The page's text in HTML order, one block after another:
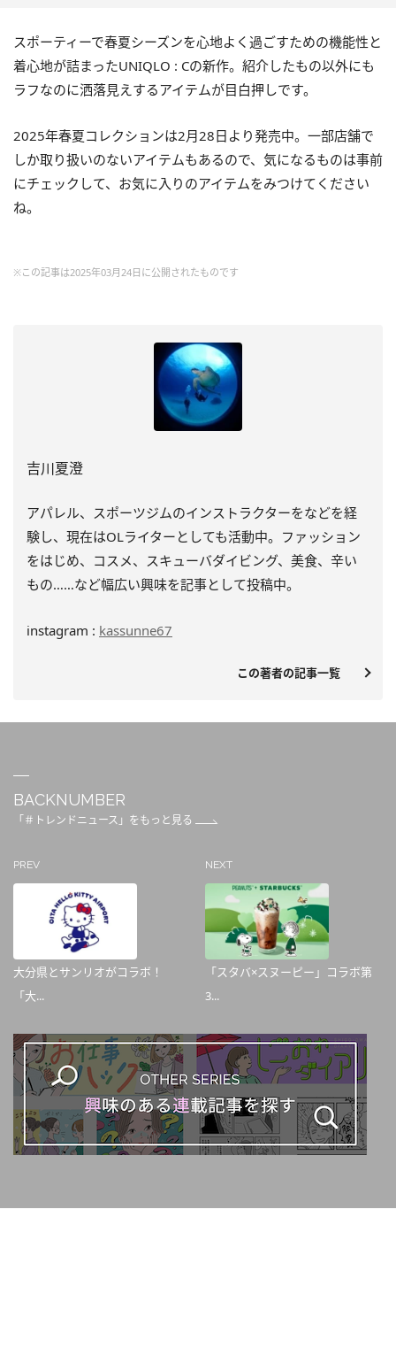
スポーティーで春夏シーズンを心地よく過ごすための機能性と
着心地が詰まったUNIQLO : Cの新作。紹介したもの以外にも
ラフなのに洒落見えするアイテムが目白押しです。
2025年春夏コレクションは2月28日より発売中。一部店舗で
しか取り扱いのないアイテムもあるので、気になるものは事前
にチェックして、お気に入りのアイテムをみつけてください
ね。
※この記事は2025年03月24日に公開されたものです
吉川夏澄
アパレル、スポーツジムのインストラクターをなどを経
験し、 現在はOLライターとしても活動中。ファッション
をはじめ、 コスメ、スキューバダイビング、美食、辛い
もの……など幅広い興味を記事として投稿中。
instagram : kassunne67
この著者の記事一覧
BACKNUMBER
「＃トレンドニュース」をもっと見る
PREV
大分県とサンリオがコラボ！
「大...
NEXT
「スタバ×スヌーピー」コラボ第
3...